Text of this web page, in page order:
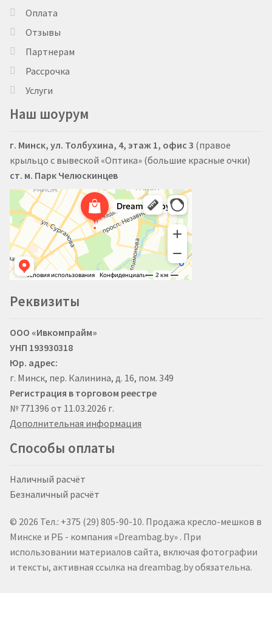
Оплата
Отзывы
Партнерам
Рассрочка
Услуги
Наш шоурум
г. Минск, ул. Толбухина, 4, этаж 1, офис 3 (правое
крыльцо с вывеской «Оптика» (большие красные очки)
ст. м. Парк Челюскинцев
Реквизиты
ООО «Ивкомпрайм»
УНП 193930318
Юр. адрес:
г. Минск, пер. Калинина, д. 16, пом. 349
Регистрация в торговом реестре
№ 771396 от 11.03.2026 г.
Дополнительная информация
Способы оплаты
Наличный расчёт
Безналичный расчёт
© 2026 Тел.: +375 (29) 805-90-10. Продажа кресло-мешков в
Минске и РБ - компания «Dreambag.by» . При
использовании материалов сайта, включая фотографии
и тексты, активная ссылка на dreambag.by обязательна.